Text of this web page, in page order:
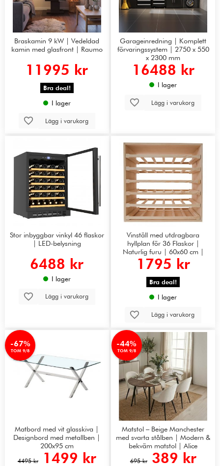
Braskamin 9 kW | Vedeldad
kamin med glasfront | Raumo
11995 kr
Bra deal!
I lager
Lägg i varukorg
Garageinredning | Komplett
förvaringssystem | 2750 x 550
x 2300 mm
16488 kr
I lager
Lägg i varukorg
Stor inbyggbar vinkyl 46 flaskor
| LED-belysning
6488 kr
I lager
Lägg i varukorg
Vinställ med utdragbara
hyllplan för 36 Flaskor |
Naturlig furu | 60x60 cm |
Arvino
1795 kr
Bra deal!
I lager
Lägg i varukorg
-67%
TOM 9/8
Matbord med vit glasskiva |
Designbord med metallben |
200x95 cm
4495 kr 1499 kr
-44%
TOM 9/8
Matstol – Beige Manchester
med svarta stålben | Modern &
bekväm matstol | Alice
695 kr 389 kr